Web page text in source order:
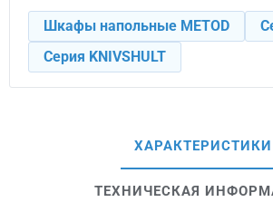
Шкафы напольные METOD
Серия KNIVSHULT
ХАРАКТЕРИСТИКИ
ТЕХНИЧЕСКАЯ